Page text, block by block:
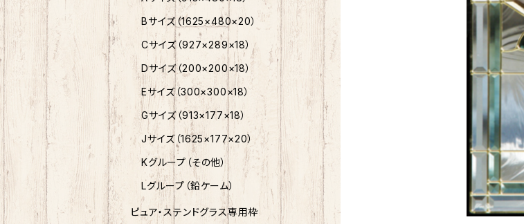
Bサイズ（1625×480×20）
Cサイズ（927×289×18）
Dサイズ（200×200×18）
Eサイズ（300×300×18）
Gサイズ（913×177×18）
Jサイズ（1625×177×20）
Kグループ（その他）
Lグループ（鉛ケーム）
ピュア・ステンドグラス専用枠